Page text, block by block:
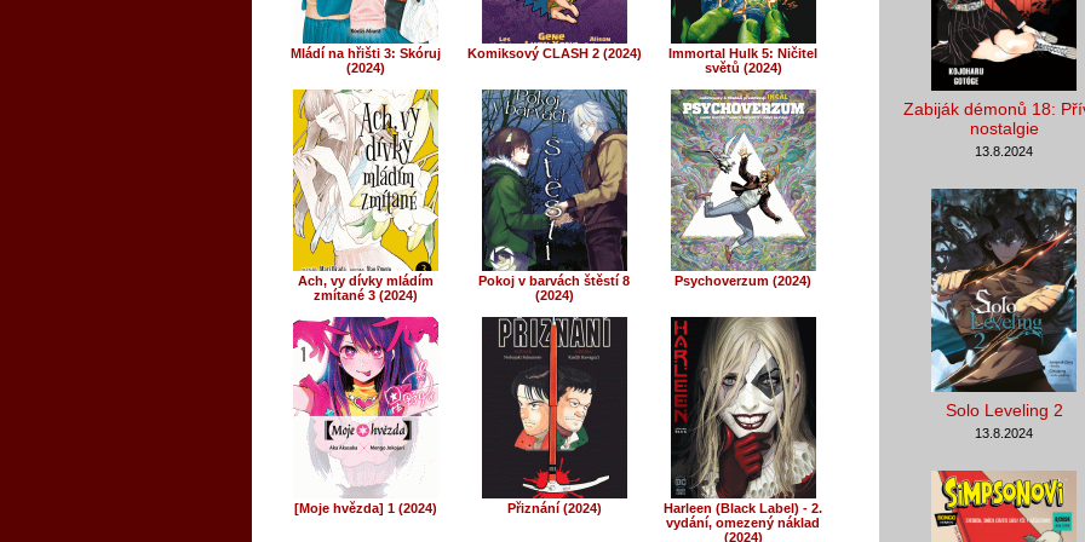
Mládí na hřišti 3: Skóruj
(2024)
Komiksový CLASH 2 (2024)
Immortal Hulk 5: Ničitel
světů (2024)
Ach, vy dívky mládím
zmítané 3 (2024)
Pokoj v barvách štěstí 8
(2024)
Psychoverzum (2024)
[Moje hvězda] 1 (2024) Přiznání (2024)
Harleen (Black Label) - 2.
vydání, omezený náklad
(2024)
Zabiják démonů 18:
nostalgie
13.8.2024
Solo Leveling 2
13.8.2024